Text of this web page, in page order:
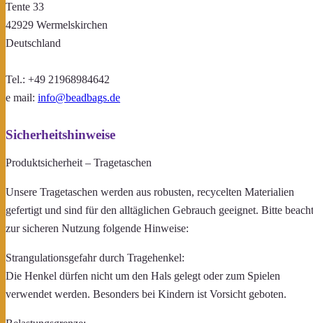
Tente 33
42929 Wermelskirchen
Deutschland
Tel.: +49 21968984642
e mail: info@beadbags.de
Sicherheitshinweise
Produktsicherheit – Tragetaschen
Unsere Tragetaschen werden aus robusten, recycelten Materialien
gefertigt und sind für den alltäglichen Gebrauch geeignet. Bitte
zur sicheren Nutzung folgende Hinweise:
Strangulationsgefahr durch Tragehenkel:
Die Henkel dürfen nicht um den Hals gelegt oder zum Spielen
verwendet werden. Besonders bei Kindern ist Vorsicht geboten.